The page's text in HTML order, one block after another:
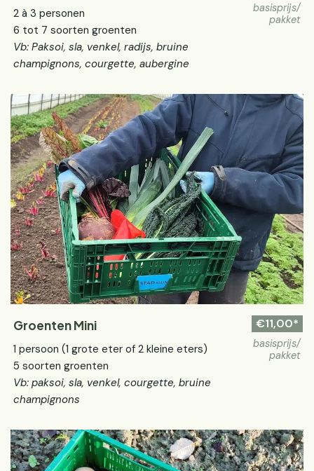
2 à 3 personen
6 tot 7 soorten groenten
Vb: Paksoi, sla, venkel, radijs, bruine
champignons, courgette, aubergine
basisprijs/
pakket
Groenten Mini
1 persoon (1 grote eter of 2 kleine eters)
5 soorten groenten
Vb: paksoi, sla, venkel, courgette, bruine
champignons
€11,00*
basisprijs/
pakket